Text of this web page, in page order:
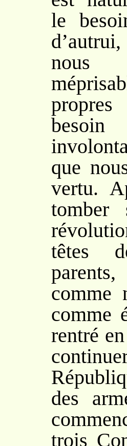
le
nous
que
vertu.
tomber
têtes
comme
comme
rentré
des
trois